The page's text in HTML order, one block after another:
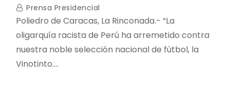
Prensa Presidencial
Poliedro de Caracas, La Rinconada.- “La
oligarquía racista de Perú ha arremetido contra
nuestra noble selección nacional de fútbol, la
Vinotinto.…